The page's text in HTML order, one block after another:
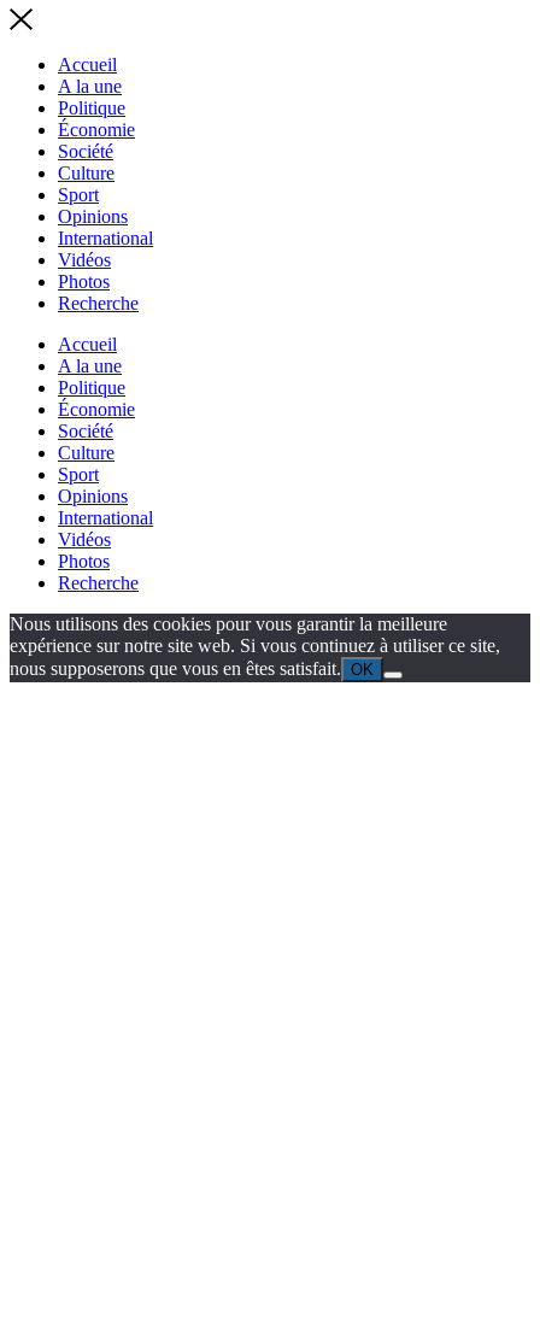
Accueil
A la une
Politique
Économie
Société
Culture
Sport
Opinions
International
Vidéos
Photos
Recherche
Accueil
A la une
Politique
Économie
Société
Culture
Sport
Opinions
International
Vidéos
Photos
Recherche
Nous utilisons des cookies pour vous garantir la meilleure
expérience sur notre site web. Si vous continuez à utiliser ce site,
nous supposerons que vous en êtes satisfait. OK